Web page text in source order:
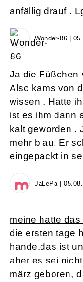
anfällig drauf .
Wonder-86 |
Ja die Füßchen
Also kams von
wissen . Hatte
ist es ihm dann
kalt geworden .
mehr blau. Er
eingepackt in
JaLePa |
meine hatte das
die ersten tage
hände.das ist
aber es sei
märz geboren,